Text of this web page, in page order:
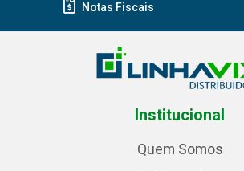
Notas Fiscais
Institucional
Quem Somos